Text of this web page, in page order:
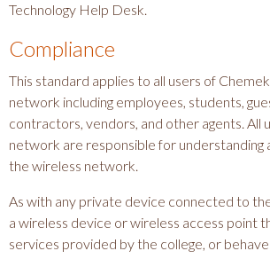
Technology Help Desk.
Compliance
This standard applies to all users of
network including employees, students,
contractors, vendors, and other agents. All
network are responsible for understanding
the wireless network.
As with any private device connected to
a wireless device or wireless access point
services provided by the college, or